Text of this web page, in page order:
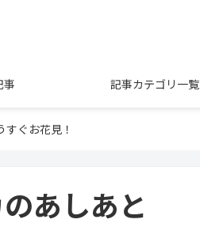
事 記事カテゴリ一覧
すぐお花見！
あしあと